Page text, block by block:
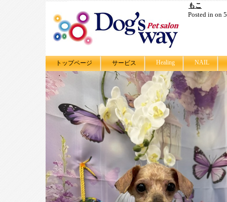
トップページ サービス Healing NAIL
もこ
Posted in on